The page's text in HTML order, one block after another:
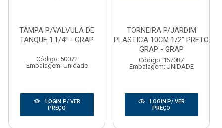
TAMPA P/VALVULA DE
TANQUE 1.1/4” - GRAP
Código: 50072
Embalagem: Unidade
LOGIN P/ VER
PREÇO
TORNEIRA P/JARDIM
PLASTICA 10CM 1/2” PRETO
GRAP - GRAP
Código: 167087
Embalagem: UNIDADE
LOGIN P/ VER
PREÇO